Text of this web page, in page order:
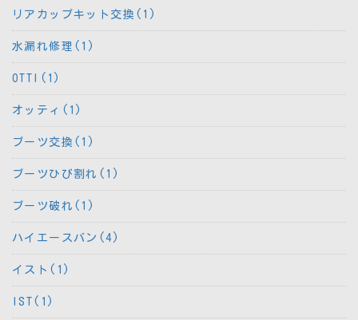
リアカップキット交換(1)
水漏れ修理(1)
OTTI(1)
オッティ(1)
ブーツ交換(1)
ブーツひび割れ(1)
ブーツ破れ(1)
ハイエースバン(4)
イスト(1)
IST(1)